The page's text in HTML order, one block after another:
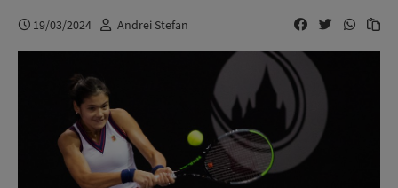
19/03/2024 Andrei Stefan